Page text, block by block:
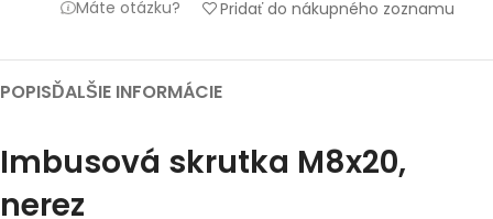
Máte otázku? Pridať do nákupného zoznamu
POPISĎALŠIE INFORMÁCIE
Imbusová skrutka M8x20,
nerez